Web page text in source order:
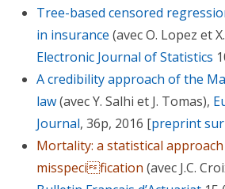
Tree-based censored
in insurance (avec O. Lopez et
Electronic Journal of Statistics
A credibility approach of the
law(avec Y. Salhi et J. Tomas),
Journal, 36p, 2016 [preprint sur
Mortality: a statistical
misspecification (avec J.C.